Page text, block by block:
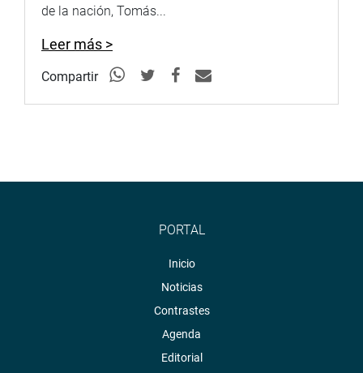
de la nación, Tomás...
Leer más >
Compartir
PORTAL
Inicio
Noticias
Contrastes
Agenda
Editorial